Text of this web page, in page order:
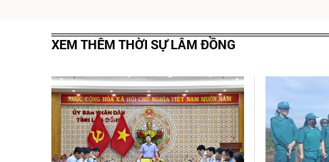
XEM THÊM THỜI SỰ LÂM ĐỒNG